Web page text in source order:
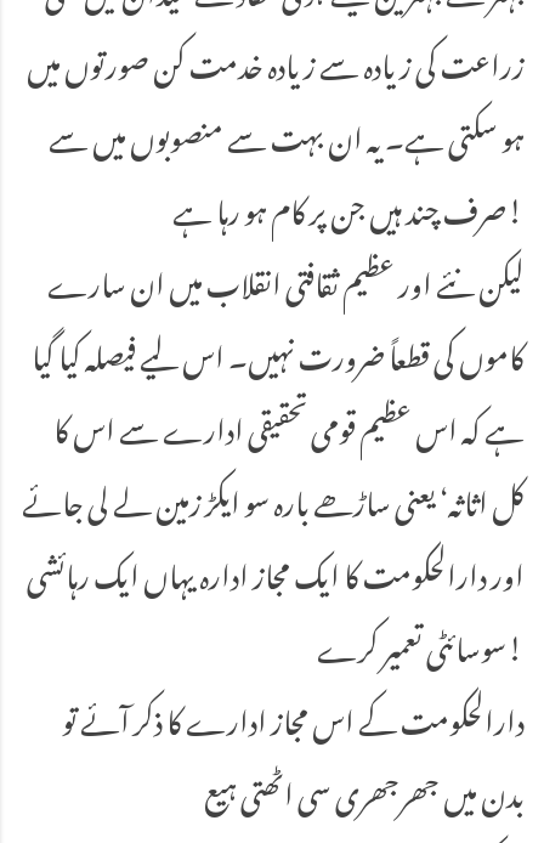
زراعت کی زیادہ سے زیادہ خدمت کن صورتوں میں
ہو سکتی ہے۔ یہ ان بہت سے منصوبوں میں سے
صرف چند ہیں جن پر کام ہو رہا ہے!
لیکن نئے اور عظیم ثقافتی انقلاب میں ان سارے
کاموں کی قطعاً ضرورت نہیں۔ اس لیے فیصلہ کیا گیا
ہے کہ اس عظیم قومی تحقیقی ادارے سے اس کا
کل اثاثہ‘ یعنی ساڑھے بارہ سو ایکڑ زمین لے لی جائے
اور دارالحکومت کا ایک مجاز ادارہ یہاں ایک رہائشی
سوسائٹی تعمیر کرے!
دارالحکومت کے اس مجاز ادارے کا ذکر آئے تو
بدن میں جھرجھری سی اٹھتی ہیع